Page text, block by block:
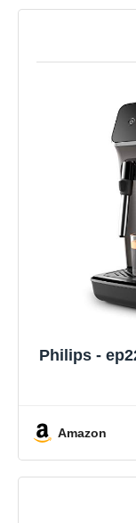
Philips -
Amazon